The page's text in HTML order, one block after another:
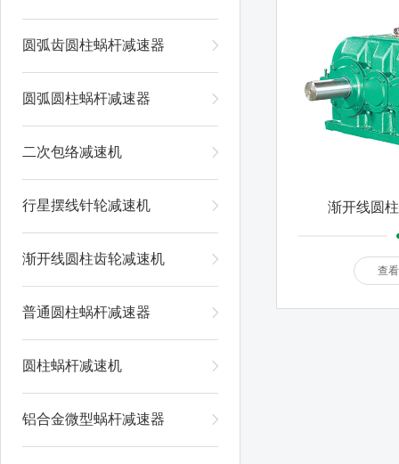
圆弧齿圆柱蜗杆减速器
圆弧圆柱蜗杆减速器
二次包络减速机
行星摆线针轮减速机
渐开线圆柱齿轮减速机
普通圆柱蜗杆减速器
圆柱蜗杆减速机
铝合金微型蜗杆减速器
渐开线圆
查